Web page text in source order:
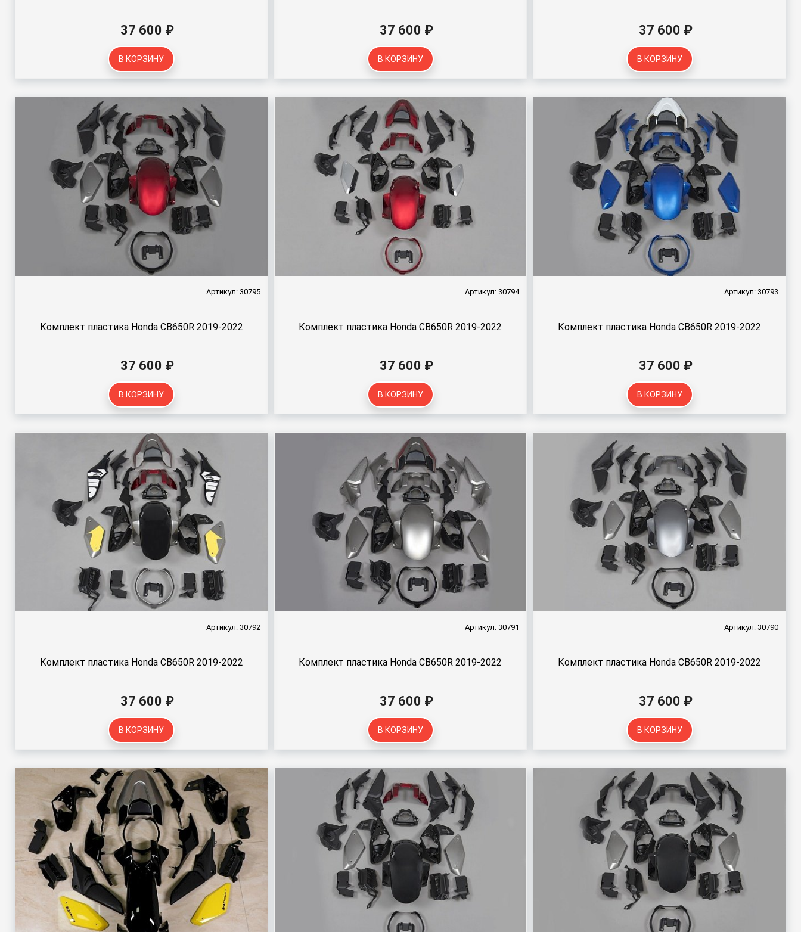
37 600 ₽
В КОРЗИНУ
37 600 ₽
В КОРЗИНУ
37 600 ₽
В КОРЗИНУ
Артикул: 30795
Комплект пластика Honda CB650R 2019-2022
37 600 ₽
В КОРЗИНУ
Артикул: 30794
Комплект пластика Honda CB650R 2019-2022
37 600 ₽
В КОРЗИНУ
Артикул: 30793
Комплект пластика Honda CB650R 2019-2022
37 600 ₽
В КОРЗИНУ
Артикул: 30792
Комплект пластика Honda CB650R 2019-2022
37 600 ₽
В КОРЗИНУ
Артикул: 30791
Комплект пластика Honda CB650R 2019-2022
37 600 ₽
В КОРЗИНУ
Артикул: 30790
Комплект пластика Honda CB650R 2019-2022
37 600 ₽
В КОРЗИНУ